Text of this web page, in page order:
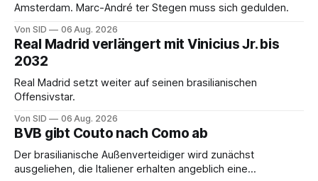
Amsterdam. Marc-André ter Stegen muss sich gedulden.
Von SID 06 Aug. 2026
Real Madrid verlängert mit Vinicius Jr. bis
2032
Real Madrid setzt weiter auf seinen brasilianischen
Offensivstar.
Von SID 06 Aug. 2026
BVB gibt Couto nach Como ab
Der brasilianische Außenverteidiger wird zunächst
ausgeliehen, die Italiener erhalten angeblich eine